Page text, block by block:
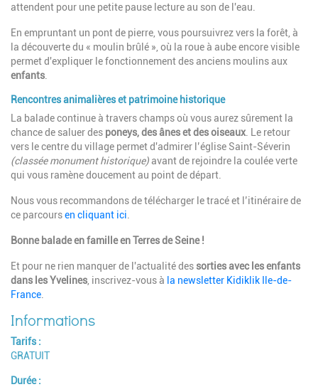
attendent pour une petite pause lecture au son de l'eau.
En empruntant un pont de pierre, vous poursuivrez vers la forêt, à
la découverte du « moulin brûlé », où la roue à aube encore visible
permet d'expliquer le fonctionnement des anciens moulins aux
enfants
Rencontres animalières et patrimoine historique
La balade continue à travers champs où vous aurez sûrement la
chance de saluer des poneys, des ânes et des oiseaux . Le retour
vers le centre du village permet d'admirer l’église Saint-Séverin
(classée monument historique)avant de rejoindre la coulée verte
qui vous ramène doucement au point de départ.
Nous vous recommandons de télécharger le tracé et l’itinéraire de
ce parcoursen cliquant ici
Bonne balade en famille en Terres de Seine !
Et pour ne rien manquer de l'actualité dessorties avec les enfants
dans les Yvelines , inscrivez-vous à la newsletter Kidiklik Ile-de-
France
Tarifs
GRATUIT
Durée